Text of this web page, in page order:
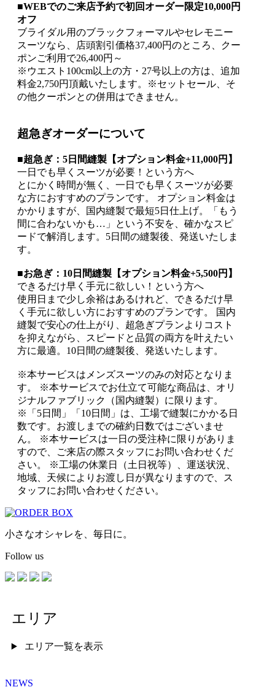
■WEBでのご来店予約で初回オーダー限定10,000円
オフ
ブライダル用のブラックフォーマルやセレモニー
スーツなら、店頭割引価格37,400円のところ、クー
ポンご利用で26,400円～
※ウエスト100cm以上の方・27号以上の方は、追加
料金2,750円頂戴いたします。※セットセール、そ
の他クーポンとの併用はできません。
超急ぎオーダーについて
■超急ぎ：5日間縫製【オプション料金+11,000円】
一日でも早くスーツが必要！という方へ
とにかく時間が無く、一日でも早くスーツが必要
な方におすすめのプランです。 オプション料金は
かかりますが、国内縫製で最短5日仕上げ。「もう
間に合わないかも…」という不安を、確かなスピ
ードで解消します。5日間の縫製後、発送いたしま
す。
■お急ぎ：10日間縫製【オプション料金+5,500円】
できるだけ早く手元に欲しい！という方へ
使用日まで少し余裕はあるけれど、できるだけ早
く手元に欲しい方におすすめのプランです。 国内
縫製で安心の仕上がり、超急ぎプランよりコスト
を抑えながら、スピードと品質の両方を叶えたい
方に最適。10日間の縫製後、発送いたします。
※本サービスはメンズスーツのみの対応となりま
す。 ※本サービスでお仕立て可能な商品は、オリ
ジナルファブリック（国内縫製）に限ります。
※「5日間」「10日間」は、工場で縫製にかかる日
数です。お渡しまでの確約日数ではございませ
ん。 ※本サービスは一日の受注枠に限りがありま
すので、ご来店の際スタッフにお問い合わせくだ
さい。 ※工場の休業日（土日祝等）、運送状況、
地域、天候によりお渡し日が異なりますので、ス
タッフにお問い合わせください。
小さなオシャレを、毎日に。
Follow us
エリア
エリア一覧を表示
NEWS